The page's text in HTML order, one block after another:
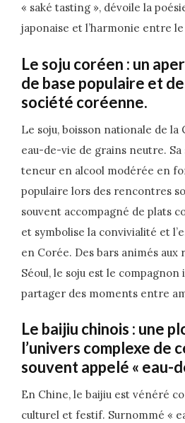
« saké tasting », dévoile la
japonaise et l’harmonie entre
Le soju coréen : un
de base populaire et
société coréenne.
Le soju, boisson nationale de la
eau-de-vie de grains neutre. Sa
teneur en alcool modérée en
populaire lors des rencontres
souvent accompagné de plats
et symbolise la convivialité et
en Corée. Des bars animés aux
Séoul, le soju est le
partager des moments entre
Le baijiu chinois : une
l’univers complexe de
souvent appelé « eau-
En Chine, le baijiu est vénéré
culturel et festif. Surnommé «